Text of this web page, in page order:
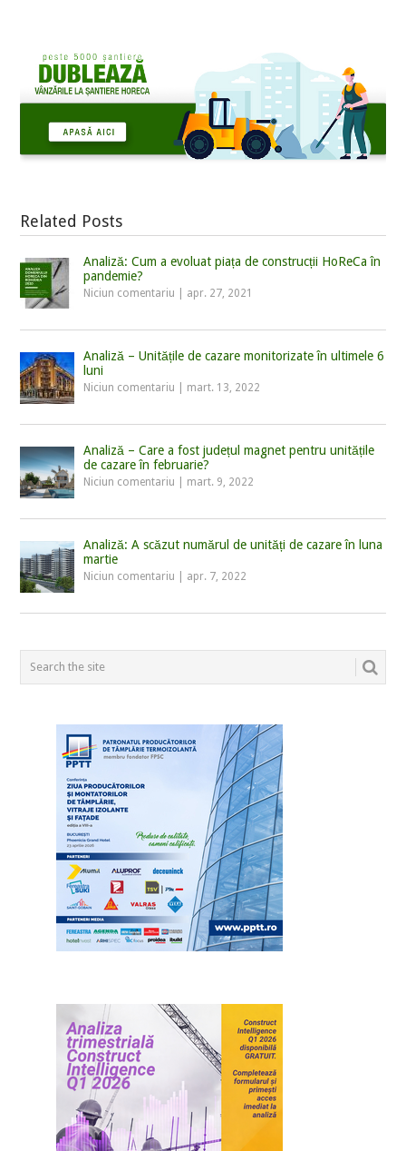
Related Posts
Analiză: Cum a evoluat piața de construcții HoReCa în
pandemie?
Niciun comentariu apr. 27, 2021
Analiză – Unitățile de cazare monitorizate în ultimele 6
luni
Niciun comentariu mart. 13, 2022
Analiză – Care a fost județul magnet pentru unitățile
de cazare în februarie?
Niciun comentariu mart. 9, 2022
Analiză: A scăzut numărul de unități de cazare în luna
martie
Niciun comentariu apr. 7, 2022